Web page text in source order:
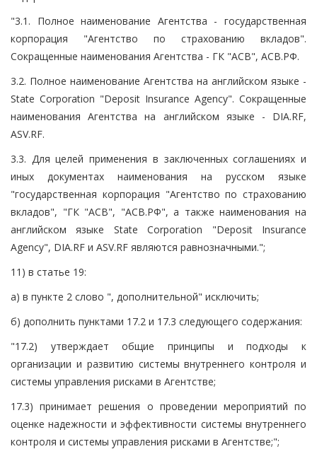
"3.1. Полное наименование Агентства - государственная
корпорация "Агентство по страхованию вкладов".
Сокращенные наименования Агентства - ГК "АСВ", АСВ.РФ.
3.2. Полное наименование Агентства на английском языке -
State Corporation "Deposit Insurance Agency". Сокращенные
наименования Агентства на английском языке - DIA.RF,
ASV.RF.
3.3. Для целей применения в заключенных соглашениях и
иных документах наименования на русском языке
"государственная корпорация "Агентство по страхованию
вкладов", "ГК "АСВ", "АСВ.РФ", а также наименования на
английском языке State Corporation "Deposit Insurance
Agency", DIA.RF и ASV.RF являются равнозначными.";
11) в статье 19:
а) в пункте 2 слово ", дополнительной" исключить;
б) дополнить пунктами 17.2 и 17.3 следующего содержания:
"17.2) утверждает общие принципы и подходы к
организации и развитию системы внутреннего контроля и
системы управления рисками в Агентстве;
17.3) принимает решения о проведении мероприятий по
оценке надежности и эффективности системы внутреннего
контроля и системы управления рисками в Агентстве;";